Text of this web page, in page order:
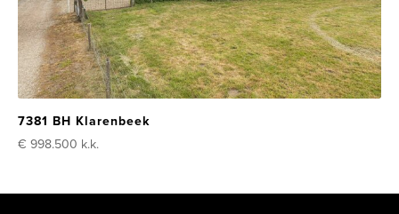
7381 BH Klarenbeek
€ 998.500 k.k.